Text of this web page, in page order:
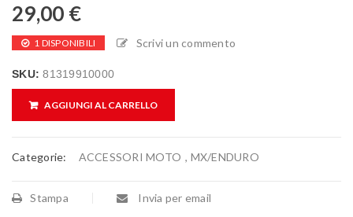
29,00 €
1 DISPONIBILI Scrivi un commento
SKU:81319910000
AGGIUNGI AL CARRELLO
Categorie: ACCESSORI MOTO , MX/ENDURO
Stampa Invia per email